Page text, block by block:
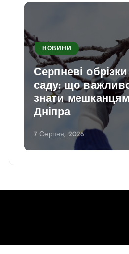
НОВИНИ
Серпневі
саду: що
знати
Дніпра
7 Серпня, 2026